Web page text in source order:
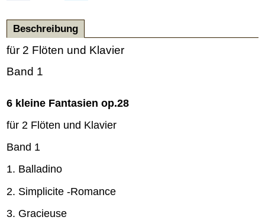
Beschreibung
für 2 Flöten und Klavier
Band 1
6 kleine Fantasien op.28
für 2 Flöten und Klavier
Band 1
1. Balladino
2. Simplicite -Romance
3. Gracieuse